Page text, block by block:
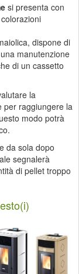
si presenta con
dispone di
manutenzione
di un cassetto
la
per raggiungere la
modo potrà
da sola dopo
segnalerà
di pellet troppo